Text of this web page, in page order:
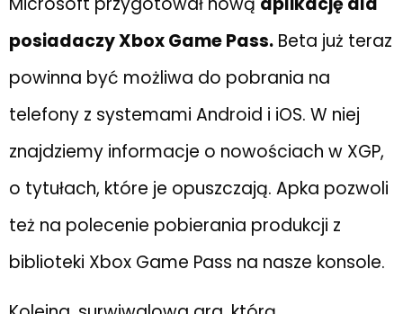
posiadaczy Xbox Game Pass. Beta już teraz
powinna być możliwa do pobrania na
telefony z systemami Android i iOS. W niej
znajdziemy informacje o nowościach w XGP,
o tytułach, które je opuszczają. Apka pozwoli
też na polecenie pobierania produkcji z
biblioteki Xbox Game Pass na nasze konsole.